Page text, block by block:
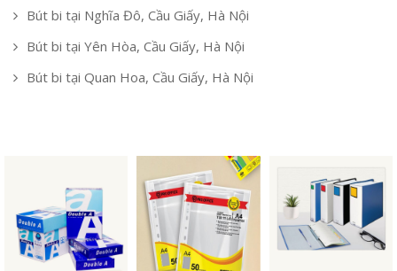
Bút bi tại Nghĩa Đô, Cầu Giấy, Hà Nội
Bút bi tại Yên Hòa, Cầu Giấy, Hà Nội
Bút bi tại Quan Hoa, Cầu Giấy, Hà Nội